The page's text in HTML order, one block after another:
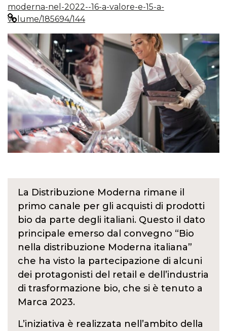
moderna-nel-2022--16-a-valore-e-15-a-
volume/185694/144
La Distribuzione Moderna rimane il
primo canale per gli acquisti di prodotti
bio da parte degli italiani. Questo il dato
principale emerso dal convegno “Bio
nella distribuzione Moderna italiana”
che ha visto la partecipazione di alcuni
dei protagonisti del retail e dell’industria
di trasformazione bio, che si è tenuto a
Marca 2023.
L’iniziativa è realizzata nell’ambito della